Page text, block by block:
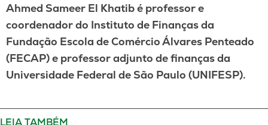
Ahmed Sameer El Khatib é professor e
coordenador do Instituto de Finanças da
Fundação Escola de Comércio Álvares Penteado
(FECAP) e professor adjunto de finanças da
Universidade Federal de São Paulo (UNIFESP).